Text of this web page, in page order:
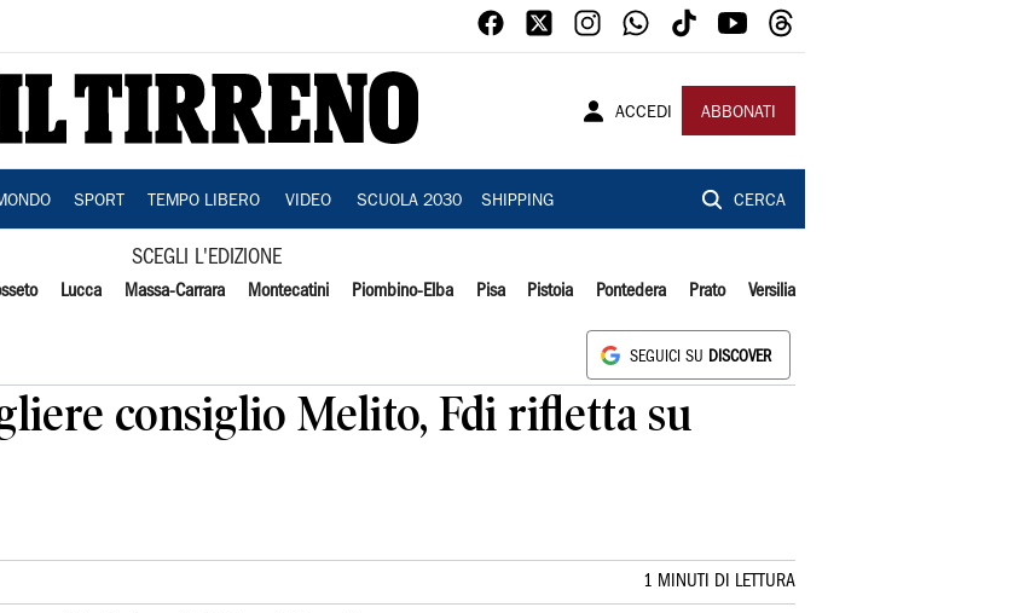
ACCEDI ABBONATI
SPORT TEMPO LIBERO VIDEO SCUOLA 2030 SHIPPING CERCA
SCEGLI L'EDIZIONE
Lucca Massa-Carrara Montecatini Piombino-Elba Pisa Pistoia Pontedera Prato Versilia
SEGUICI SU DISCOVER
consiglio Melito, Fdi rifletta su
1 MINUTI DI LETTURA